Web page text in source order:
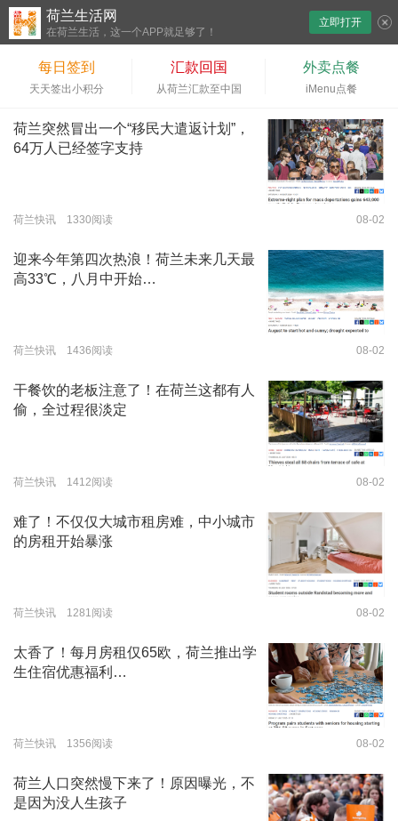
荷兰生活网
在荷兰生活，这一个APP就足够了！
立即打开
每日签到
天天签出小积分
汇款回国
从荷兰汇款至中国
外卖点餐
iMenu点餐
荷兰突然冒出一个“移民大遣返计划”，
64万人已经签字支持
荷兰快讯 1330阅读 08-02
迎来今年第四次热浪！荷兰未来几天最
高33℃，八月中开始…
荷兰快讯 1436阅读 08-02
干餐饮的老板注意了！在荷兰这都有人
偷，全过程很淡定
荷兰快讯 1412阅读 08-02
难了！不仅仅大城市租房难，中小城市
的房租开始暴涨
荷兰快讯 1281阅读 08-02
太香了！每月房租仅65欧，荷兰推出学
生住宿优惠福利…
荷兰快讯 1356阅读 08-02
荷兰人口突然慢下来了！原因曝光，不
是因为没人生孩子